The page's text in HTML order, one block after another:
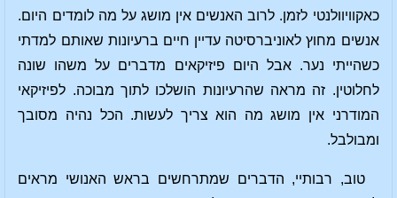
כאקוויוולנטי לזמן. לרוב האנשים אין מושג על מה לומדים היום.
אנשים מחוץ לאוניברסיטה עדיין חיים ברעיונות שאותם למדתי
כשהייתי נער. אבל היום פיזיקאים מדברים על משהו שונה
לחלוטין. זה מראה שהרעיונות הושלכו לתוך מבוכה. לפיזיקאי
המודרני אין מושג מה הוא צריך לעשות. הכל נהיה מסובך
ומבולבל.
טוב, רבותיי, הדברים שמתרחשים בראש האנושי מראים